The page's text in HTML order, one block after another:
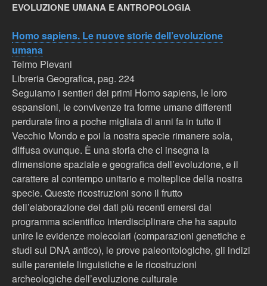
EVOLUZIONE UMANA E ANTROPOLOGIA
Homo sapiens. Le nuove storie dell’evoluzione
umana
Telmo Pievani
Libreria Geografica, pag. 224
Seguiamo i sentieri dei primi Homo sapiens, le loro
espansioni, le convivenze tra forme umane differenti
perdurate fino a poche migliaia di anni fa in tutto il
Vecchio Mondo e poi la nostra specie rimanere sola,
diffusa ovunque. È una storia che ci insegna la
dimensione spaziale e geografica dell’evoluzione, e il
carattere al contempo unitario e molteplice della nostra
specie. Queste ricostruzioni sono il frutto
dell’elaborazione dei dati più recenti emersi dal
programma scientifico interdisciplinare che ha saputo
unire le evidenze molecolari (comparazioni genetiche e
studi sul DNA antico), le prove paleontologiche, gli indizi
sulle parentele linguistiche e le ricostruzioni
archeologiche dell’evoluzione culturale